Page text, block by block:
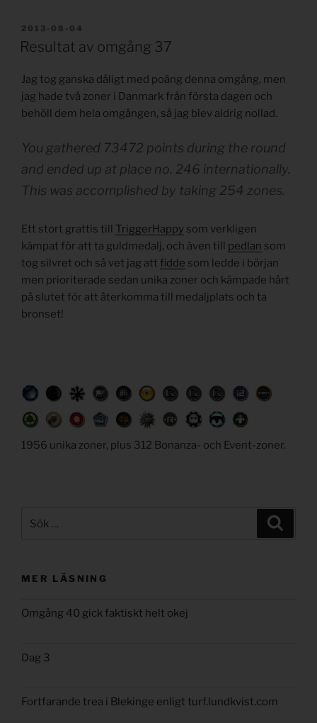
PUBLICERAT
2013-08-04
Resultat av omgång 37
Jag tog ganska dåligt med poäng denna omgång, men
jag hade två zoner i Danmark från första dagen och
behöll dem hela omgången, så jag blev aldrig nollad.
You gathered 73472 points during the round
and ended up at place no. 246 internationally.
This was accomplished by taking 254 zones.
Ett stort grattis till TriggerHappy som verkligen
kämpat för att ta guldmedalj, och även till pedlan som
tog silvret och så vet jag att fidde som ledde i början
men prioriterade sedan unika zoner och kämpade hårt
på slutet för att återkomma till medaljplats och ta
bronset!
1956 unika zoner, plus 312 Bonanza- och Event-zoner.
MER LÄSNING
Omgång 40 gick faktiskt helt okej
Dag 3
Fortfarande trea i Blekinge enligt turf.lundkvist.com